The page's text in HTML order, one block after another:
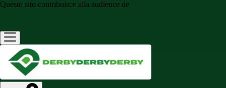
Questo sito contribuisce alla audience de